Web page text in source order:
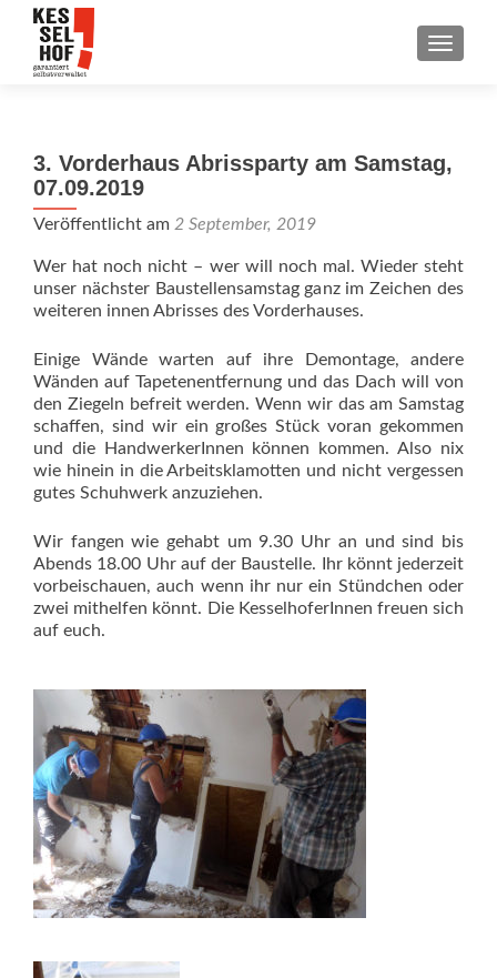
3. Vorderhaus Abrissparty am Samstag,
07.09.2019
Veröffentlicht am 2 September, 2019
Wer hat noch nicht – wer will noch mal. Wieder steht
unser nächster Baustellensamstag ganz im Zeichen des
weiteren innen Abrisses des Vorderhauses.
Einige Wände warten auf ihre Demontage, andere
Wänden auf Tapetenentfernung und das Dach will von
den Ziegeln befreit werden. Wenn wir das am Samstag
schaffen, sind wir ein großes Stück voran gekommen
und die HandwerkerInnen können kommen. Also nix
wie hinein in die Arbeitsklamotten und nicht vergessen
gutes Schuhwerk anzuziehen.
Wir fangen wie gehabt um 9.30 Uhr an und sind bis
Abends 18.00 Uhr auf der Baustelle. Ihr könnt jederzeit
vorbeischauen, auch wenn ihr nur ein Stündchen oder
zwei mithelfen könnt. Die KesselhoferInnen freuen sich
auf euch.